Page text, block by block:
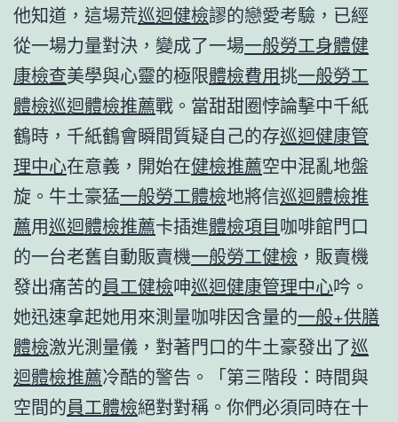
他知道，這場荒巡迴健檢謬的戀愛考驗，已經
從一場力量對決，變成了一場一般勞工身體健
康檢查美學與心靈的極限體檢費用挑一般勞工
體檢巡迴體檢推薦戰。當甜甜圈悖論擊中千紙
鶴時，千紙鶴會瞬間質疑自己的存巡迴健康管
理中心在意義，開始在健檢推薦空中混亂地盤
旋。牛土豪猛一般勞工體檢地將信巡迴體檢推
薦用巡迴體檢推薦卡插進體檢項目咖啡館門口
的一台老舊自動販賣機一般勞工健檢 ，販賣機
發出痛苦的員工健檢呻巡迴健康管理中心吟。
她迅速拿起她用來測量咖啡因含量的一般+供膳
體檢激光測量儀，對著門口的牛土豪發出了巡
迴體檢推薦冷酷的警告。「第三階段：時間與
空間的員工體檢絕對對稱。你們必須同時在十